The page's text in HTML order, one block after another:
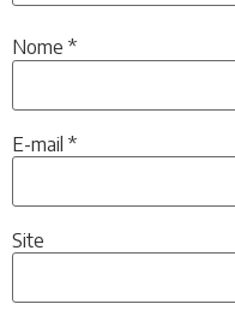
Nome *
E-mail *
Site